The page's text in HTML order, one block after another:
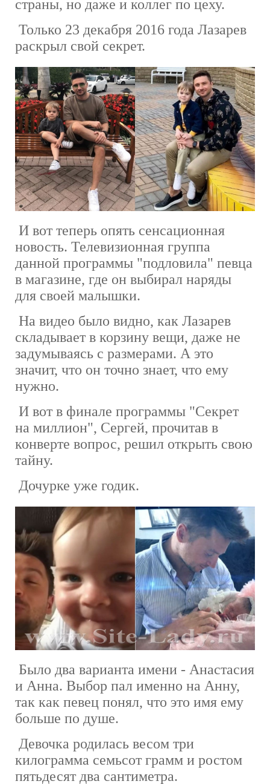
страны, но даже и коллег по цеху.
Только 23 декабря 2016 года Лазарев
раскрыл свой секрет.
И вот теперь опять сенсационная
новость. Телевизионная группа
данной программы "подловила" певца
в магазине, где он выбирал наряды
для своей малышки.
На видео было видно, как Лазарев
складывает в корзину вещи, даже не
задумываясь с размерами. А это
значит, что он точно знает, что ему
нужно.
И вот в финале программы "Секрет
на миллион", Сергей, прочитав в
конверте вопрос, решил открыть свою
тайну.
Дочурке уже годик.
Было два варианта имени - Анастасия
и Анна. Выбор пал именно на Анну,
так как певец понял, что это имя ему
больше по душе.
Девочка родилась весом три
килограмма семьсот грамм и ростом
пятьдесят два сантиметра.